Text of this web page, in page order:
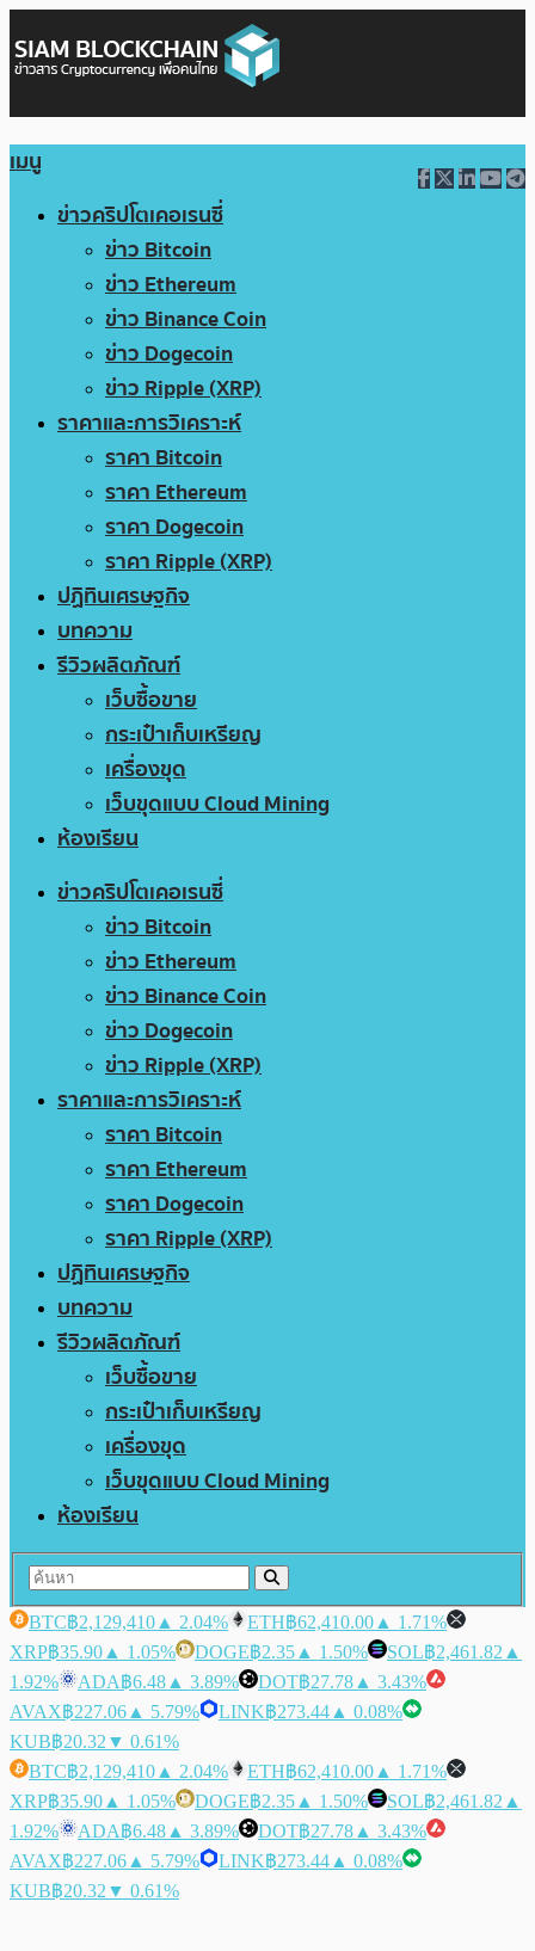
เมนู
ข่าวคริปโตเคอเรนซี่
ข่าว Bitcoin
ข่าว Ethereum
ข่าว Binance Coin
ข่าว Dogecoin
ข่าว Ripple (XRP)
ราคาและการวิเคราะห์
ราคา Bitcoin
ราคา Ethereum
ราคา Dogecoin
ราคา Ripple (XRP)
ปฏิทินเศรษฐกิจ
บทความ
รีวิวผลิตภัณฑ์
เว็บซื้อขาย
กระเป๋าเก็บเหรียญ
เครื่องขุด
เว็บขุดแบบ Cloud Mining
ห้องเรียน
ข่าวคริปโตเคอเรนซี่
ข่าว Bitcoin
ข่าว Ethereum
ข่าว Binance Coin
ข่าว Dogecoin
ข่าว Ripple (XRP)
ราคาและการวิเคราะห์
ราคา Bitcoin
ราคา Ethereum
ราคา Dogecoin
ราคา Ripple (XRP)
ปฏิทินเศรษฐกิจ
บทความ
รีวิวผลิตภัณฑ์
เว็บซื้อขาย
กระเป๋าเก็บเหรียญ
เครื่องขุด
เว็บขุดแบบ Cloud Mining
ห้องเรียน
BTC฿2,129,410 ▲ 2.04% ETH฿62,410.00 ▲ 1.71%
XRP฿35.90 ▲ 1.05% DOGE฿2.35 ▲ 1.50% SOL฿2,461.82 ▲
1.92%
ADA฿6.48 ▲ 3.89% DOT฿27.78 ▲ 3.43%
AVAX฿227.06 ▲ 5.79% LINK฿273.44 ▲ 0.08%
KUB฿20.32 ▼ 0.61%
BTC฿2,129,410 ▲ 2.04% ETH฿62,410.00 ▲ 1.71%
XRP฿35.90 ▲ 1.05% DOGE฿2.35 ▲ 1.50% SOL฿2,461.82 ▲
1.92%
ADA฿6.48 ▲ 3.89% DOT฿27.78 ▲ 3.43%
AVAX฿227.06 ▲ 5.79% LINK฿273.44 ▲ 0.08%
KUB฿20.32 ▼ 0.61%